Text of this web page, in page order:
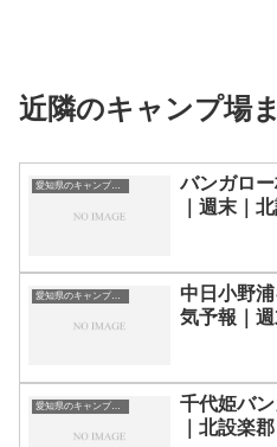
近隣のキャンプ場
愛知県のキャンプ場一覧
バンガロ
｜週末｜
愛知県のキャンプ場一覧
中日小野
気予報｜
愛知県のキャンプ場一覧
千代姫バ
｜北設楽郡